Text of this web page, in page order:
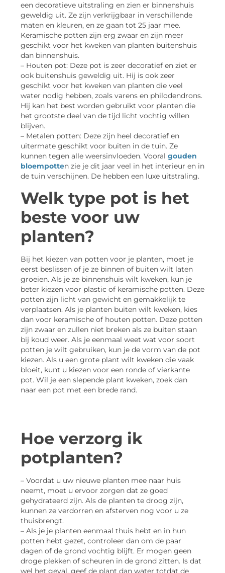
een decoratieve uitstraling en zien er binnenshuis
geweldig uit. Ze zijn verkrijgbaar in verschillende
maten en kleuren, en ze gaan tot 25 jaar mee.
Keramische potten zijn erg zwaar en zijn meer
geschikt voor het kweken van planten buitenshuis
dan binnenshuis.
– Houten pot: Deze pot is zeer decoratief en ziet er
ook buitenshuis geweldig uit. Hij is ook zeer
geschikt voor het kweken van planten die veel
water nodig hebben, zoals varens en philodendrons.
Hij kan het best worden gebruikt voor planten die
het grootste deel van de tijd licht vochtig willen
blijven.
– Metalen potten: Deze zijn heel decoratief en
uitermate geschikt voor buiten in de tuin. Ze
kunnen tegen alle weersinvloeden. Vooral gouden
bloempotten zie je dit jaar veel in het interieur en in
de tuin verschijnen. De hebben een luxe uitstraling.
Welk type pot is het
beste voor uw
planten?
Bij het kiezen van potten voor je planten, moet je
eerst beslissen of je ze binnen of buiten wilt laten
groeien. Als je ze binnenshuis wilt kweken, kun je
beter kiezen voor plastic of keramische potten. Deze
potten zijn licht van gewicht en gemakkelijk te
verplaatsen. Als je planten buiten wilt kweken, kies
dan voor keramische of houten potten. Deze potten
zijn zwaar en zullen niet breken als ze buiten staan
bij koud weer. Als je eenmaal weet wat voor soort
potten je wilt gebruiken, kun je de vorm van de pot
kiezen. Als u een grote plant wilt kweken die vaak
bloeit, kunt u kiezen voor een ronde of vierkante
pot. Wil je een slepende plant kweken, zoek dan
naar een pot met een brede rand.
Hoe verzorg ik
potplanten?
– Voordat u uw nieuwe planten mee naar huis
neemt, moet u ervoor zorgen dat ze goed
gehydrateerd zijn. Als de planten te droog zijn,
kunnen ze verdorren en afsterven nog voor u ze
thuisbrengt.
– Als je je planten eenmaal thuis hebt en in hun
potten hebt gezet, controleer dan om de paar
dagen of de grond vochtig blijft. Er mogen geen
droge plekken of scheuren in de grond zitten. Is dat
wel het geval, geef de plant dan water totdat de